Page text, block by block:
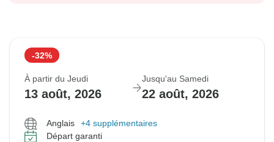
-32%
À partir du Jeudi
13 août, 2026
Jusqu'au Samedi
22 août, 2026
Anglais
+4 supplémentaires
Départ garanti